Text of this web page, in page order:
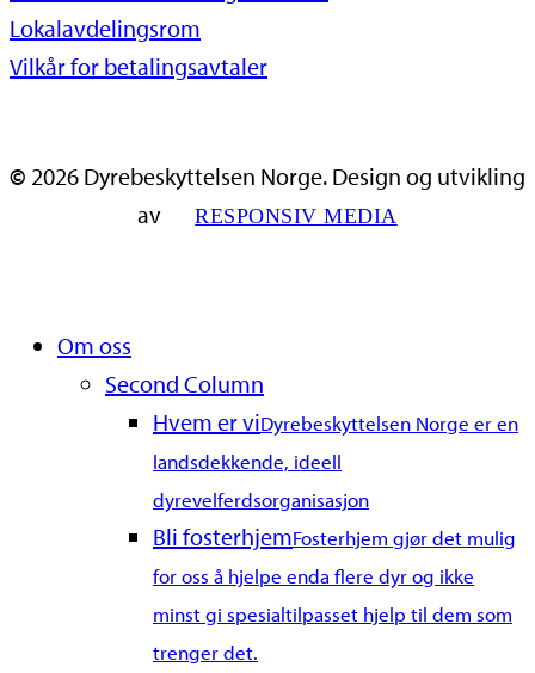
Lokalavdelingsrom
Vilkår for betalingsavtaler
© 2026 Dyrebeskyttelsen Norge. Design og utvikling
av
RESPONSIV MEDIA
CloseOm oss
Second Column
Hvem er viDyrebeskyttelsen Norge er en
landsdekkende, ideell
dyrevelferdsorganisasjon
Bli fosterhjemFosterhjem gjør det mulig
for oss å hjelpe enda flere dyr og ikke
minst gi spesialtilpasset hjelp til dem som
trenger det.